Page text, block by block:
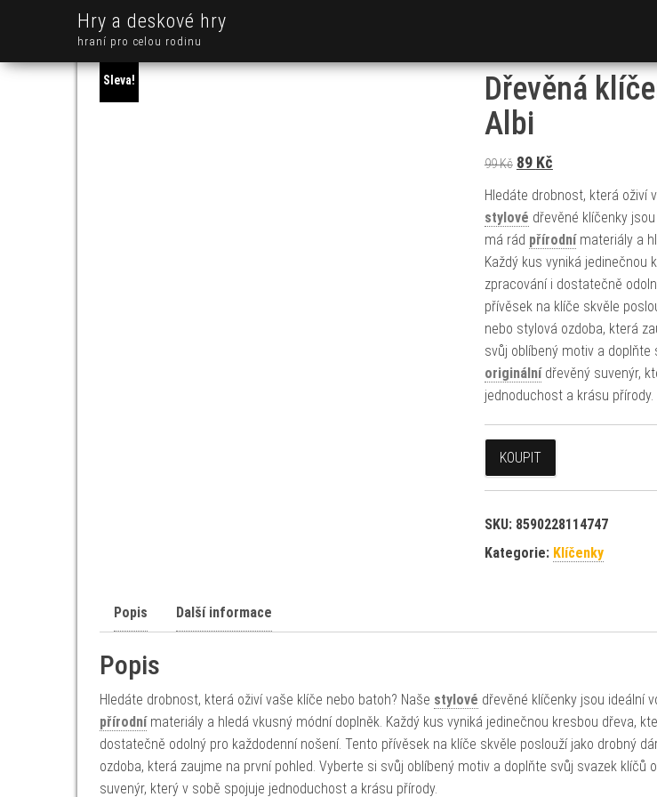
Hry a deskové hry
hraní pro celou rodinu
Sleva!
Dřevěná
Albi
99Kč Původní cena byla: 99
89 KčAktuální cena je:
Hledáte drobnost, která oživí
stylové dřevěné klíčenky
má rád přírodnímateriály a
Každý kus vyniká jedinečnou
zpracování i dostatečně
přívěsek na klíče skvěle
nebo stylová ozdoba, která
svůj oblíbený motiv a
originálnídřevěný suvenýr,
jednoduchost a krásu přírody.
KOUPIT
SKU: 8590228114747
Kategorie: Klíčenky
Popis Další informace
Popis
Hledáte drobnost, která oživí vaše klíče nebo batoh? Naše stylové dřevěné klíčenky jsou ideální
přírodnímateriály a hledá vkusný módní doplněk. Každý kus vyniká jedinečnou kresbou dřeva,
dostatečně odolný pro každodenní nošení. Tento přívěsek na klíče skvěle poslouží jako drobný
ozdoba, která zaujme na první pohled. Vyberte si svůj oblíbený motiv a doplňte svůj svazek klíčů
suvenýr, který v sobě spojuje jednoduchost a krásu přírody.